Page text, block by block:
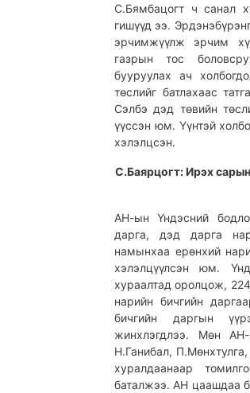
С.Бямбацогт ч санал
гишүүд ээ.
эрчимжүүлж эрчим
газрын тос
бууруулах ач
төслийг батлахаас
Сэлбэ дэд төвийн
үүссэн юм. Үүнтэй
хэлэлцсэн.
С.Баярцогт: Ирэх
АН-ын Үндэсний
дарга, дэд дарга
намынхаа ерөнхий
хэлэлцүүлсэн юм.
хураалтад оролцож,
нарийн бичгийн
бичгийн даргын
жинхлэгдлээ. Мөн
Н.Ганибал,
хуралдаанаар
баталжээ. АН цаашдаа